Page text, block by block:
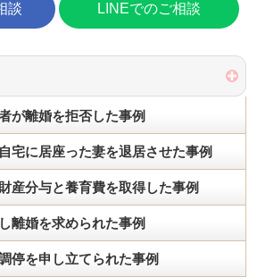
談 LINEでのご相談
が離婚を拒否した事例
宅に居座った妻を退居させた事例
産分与と養育費を取得した事例
離婚を求められた事例
停を申し立てられた事例